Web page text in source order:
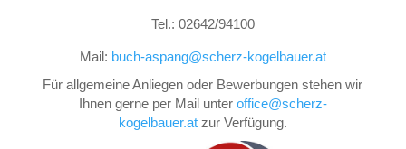
Tel.: 02642/94100
Mail: buch-aspang@scherz-kogelbauer.at
Für allgemeine Anliegen oder Bewerbungen stehen wir
Ihnen gerne per Mail unter office@scherz-
kogelbauer.atzur Verfügung.